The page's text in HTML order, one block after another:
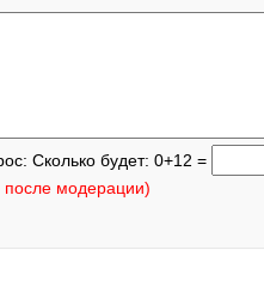
Сколько будет: 0+12 =
после модерации)